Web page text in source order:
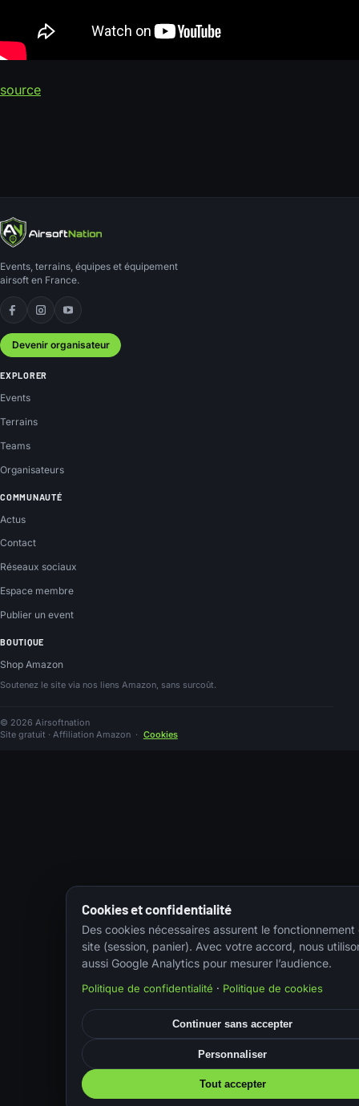
source
Events, terrains, équipes et équipement
airsoft en France.
Facebook
Instagram
YouTube
Devenir organisateur
EXPLORER
Events
Terrains
Teams
Organisateurs
COMMUNAUTÉ
Actus
Contact
Réseaux sociaux
Espace membre
Publier un event
BOUTIQUE
Shop Amazon
Soutenez le site via nos liens Amazon, sans surcoût.
© 2026 Airsoftnation
Site gratuit · Affiliation Amazon · Cookies
Cookies et confidentialité
Des cookies nécessaires assurent le fonctionnement
site (session, panier). Avec votre accord, nous
aussi Google Analytics pour mesurer l’audience.
Politique de confidentialité · Politique de cookies
Continuer sans accepter
Personnaliser
Tout accepter